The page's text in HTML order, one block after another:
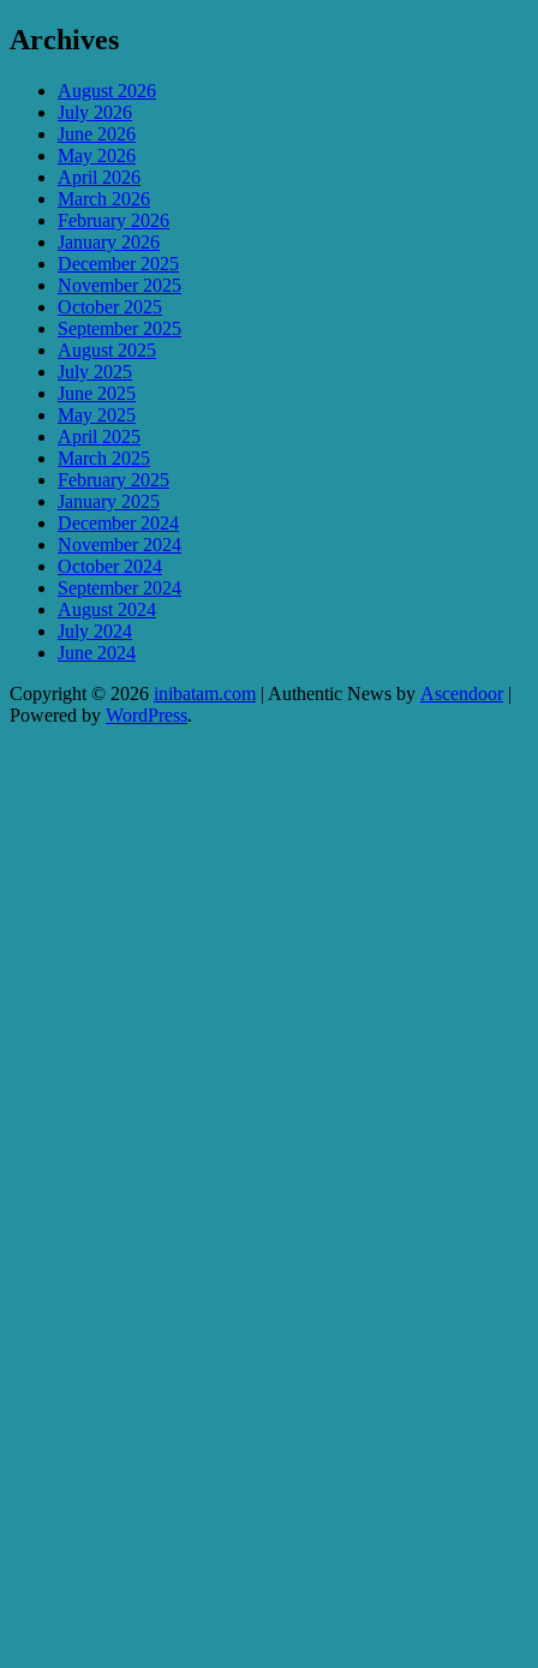
Archives
August 2026
July 2026
June 2026
May 2026
April 2026
March 2026
February 2026
January 2026
December 2025
November 2025
October 2025
September 2025
August 2025
July 2025
June 2025
May 2025
April 2025
March 2025
February 2025
January 2025
December 2024
November 2024
October 2024
September 2024
August 2024
July 2024
June 2024
Copyright © 2026 inibatam.com | Authentic News by Ascendoor|
Powered by WordPress.